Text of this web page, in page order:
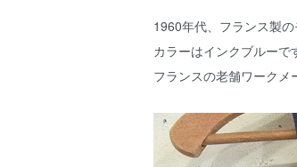
1960年代、フランス製
カラーはインクブルーで
フランスの老舗ワークメ